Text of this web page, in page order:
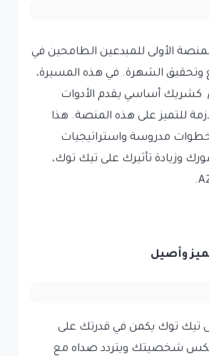
الأولى للمبدعين الطامحين في
وتحقيق الشهرة. في هذه المسيرة،
كشريك أساسي يقدم الأدوات
للتميز على هذه المنصة. هذا
مدروسة واستراتيجيات
وزيادة تأثيرك على تيك توك،
وأصيل
تيك توك يكمن في قدرتك على
شخصيتك ويتردد صداه مع